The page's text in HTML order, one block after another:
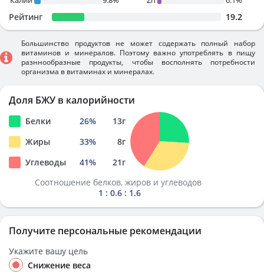
Рейтинг 19.2
Большинство продуктов не может содержать полный набор
витаминов и минералов. Поэтому важно употреблять в пищу
разннообразные продукты, чтобы восполнять потребности
организма в витаминах и минералах.
Доля БЖУ в калорийности
Белки 26% 13г
Жиры
33% 8г
Углеводы
41% 21г
Соотношение белков, жиров и углеводов
1 : 0.6 : 1.6
Получите персональные рекомендации
Укажите вашу цель
Снижение веса